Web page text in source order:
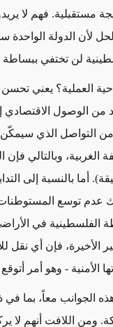
مستقبلية. فهم لا
لأن الدولة الواحدة
لن تختفي
العملية؟ يعني
الوصول الاقتصادي
من التواصل الذي
أما بالنسبة إلى
عدم توسع
الفلسطينية في
الأخيرة، فإن أي
الأمنية - وهو أمر
الجوانب معاً، بما في
ومن اللافت أنهم لا